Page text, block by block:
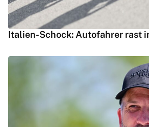
Italien-Schock: Autofahrer rast